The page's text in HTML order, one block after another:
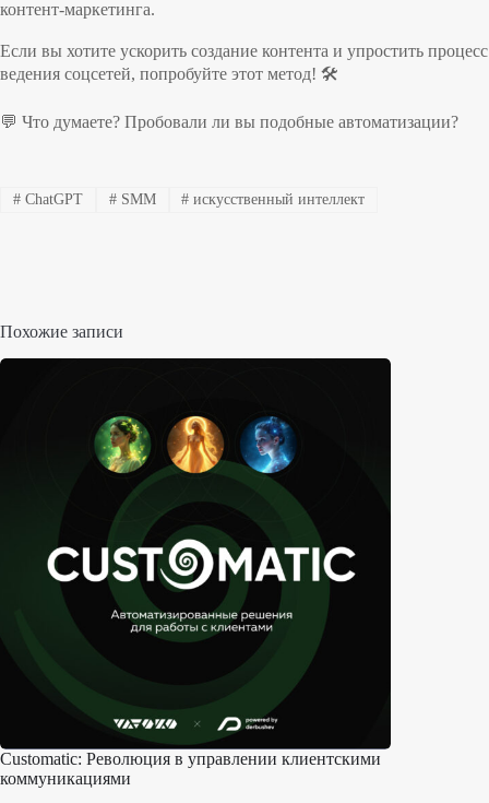
контент-маркетинга.
Если вы хотите ускорить создание контента и упростить процесс
ведения соцсетей, попробуйте этот метод! 🛠️
💬 Что думаете? Пробовали ли вы подобные автоматизации?
#ChatGPT #SMM # искусственный интеллект
Похожие записи
Customatic: Революция в управлении клиентскими
коммуникациями